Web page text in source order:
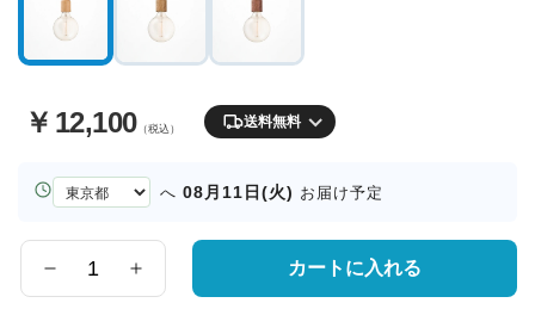
￥ 12,100（税込） 送料無料
お
届
へ 08月11日(火) お届け予定
量
カートに入れる